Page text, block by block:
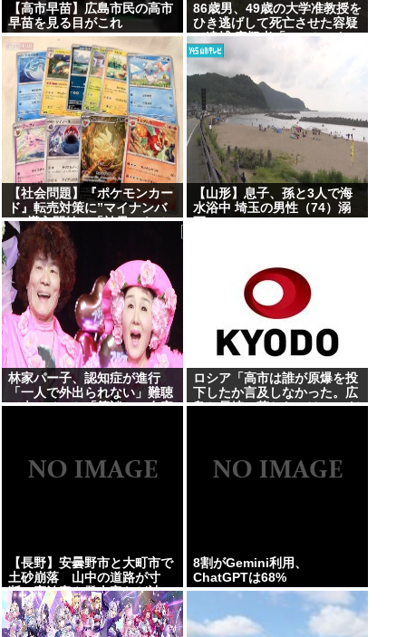
【高市早苗】広島市民の高市
早苗を見る目がこれ
86歳男、49歳の大学准教授を
ひき逃げして死亡させた容疑
で逮捕 容疑者「ぶつかったの
は大木」と否認
【社会問題】『ポケモンカー
ド』転売対策に”マイナンバ
ー”導入開始で「効果テキメ
ン」広がる新システム
【山形】息子、孫と3人で海
水浴中 埼玉の男性（74）溺
死
林家パー子、認知症が進行
「一人で外出られない」難聴
で夫・ペーと「筆談」…自宅
ロシア「高市は誰が原爆を投
下したか言及しなかった。広
島と長崎に落ちたのはUFOだ
【長野】安曇野市と大町市で
土砂崩落 山中の道路が寸
断 宿泊客や登山客など計
400人近くが孤立か 土石流
で橋が流されたとの情報も
8割がGemini利用、
ChatGPTは68%